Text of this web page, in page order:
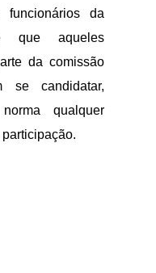
da
que aqueles
da comissão
se candidatar,
qualquer